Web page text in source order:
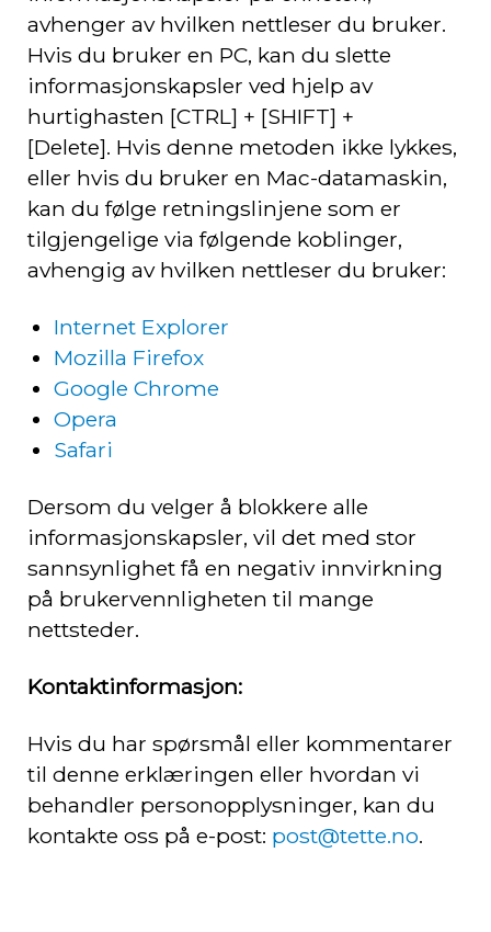
avhenger av hvilken nettleser du bruker.
Hvis du bruker en PC, kan du slette
informasjonskapsler ved hjelp av
hurtighasten [CTRL] + [SHIFT] +
[Delete]. Hvis denne metoden ikke lykkes,
eller hvis du bruker en Mac-datamaskin,
kan du følge retningslinjene som er
tilgjengelige via følgende koblinger,
avhengig av hvilken nettleser du bruker:
Internet Explorer
Mozilla Firefox
Google Chrome
Opera
Safari
Dersom du velger å blokkere alle
informasjonskapsler, vil det med stor
sannsynlighet få en negativ innvirkning
på brukervennligheten til mange
nettsteder.
Kontaktinformasjon:
Hvis du har spørsmål eller kommentarer
til denne erklæringen eller hvordan vi
behandler personopplysninger, kan du
kontakte oss på e-post: post@tette.no.